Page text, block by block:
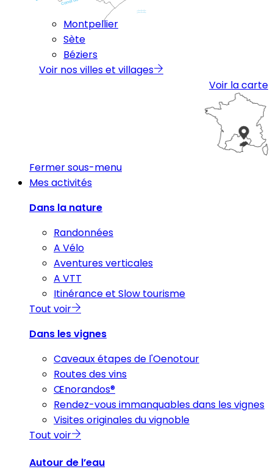
Montpellier
Sète
Béziers
Voir nos villes et villages
Voir la carte
Fermer sous-menu
Mes activités
Dans la nature
Randonnées
A Vélo
Aventures verticales
A VTT
Itinérance et Slow tourisme
Tout voir
Dans les vignes
Caveaux étapes de l'Oenotour
Routes des vins
Œnorandos®
Rendez-vous immanquables dans les vignes
Visites originales du vignoble
Tout voir
Autour de l’eau